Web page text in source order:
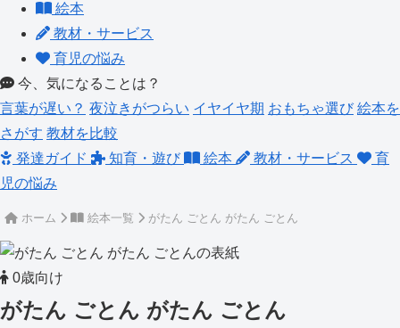
絵本
教材・サービス
育児の悩み
今、気になることは？
言葉が遅い？ 夜泣きがつらい イヤイヤ期 おもちゃ選び 絵本を
さがす 教材を比較
発達ガイド
知育・遊び 絵本 教材・サービス
育
児の悩み
ホーム 絵本一覧 がたん ごとん がたん ごとん
0歳向け
がたん ごとん がたん ごとん